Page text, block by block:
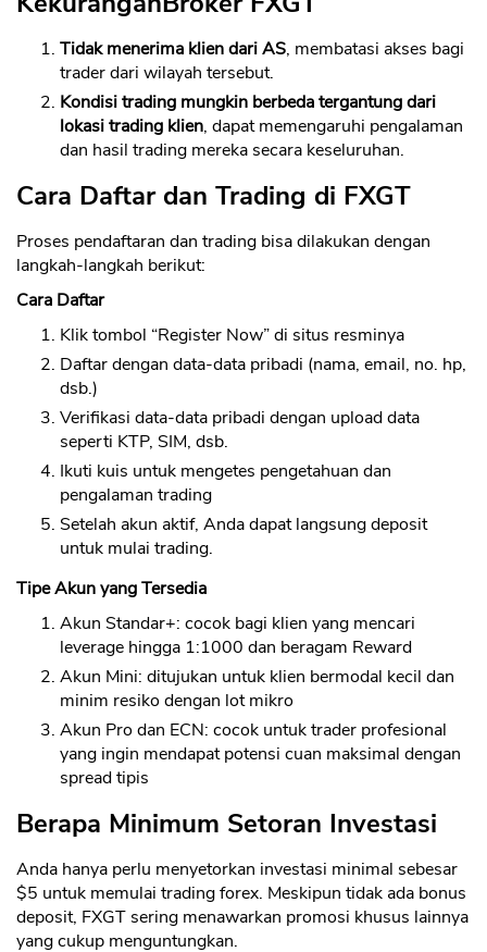
Tidak menerima klien dari AS, membatasi akses bagi
trader dari wilayah tersebut.
Kondisi trading mungkin berbeda tergantung dari
lokasi trading klien, dapat memengaruhi pengalaman
dan hasil trading mereka secara keseluruhan.
Cara Daftar dan Trading di FXGT
Proses pendaftaran dan trading bisa dilakukan dengan
langkah-langkah berikut:
Cara Daftar
Klik tombol “Register Now” di situs resminya
Daftar dengan data-data pribadi (nama, email, no. hp,
dsb.)
Verifikasi data-data pribadi dengan upload data
seperti KTP, SIM, dsb.
Ikuti kuis untuk mengetes pengetahuan dan
pengalaman trading
Setelah akun aktif, Anda dapat langsung deposit
untuk mulai trading.
Tipe Akun yang Tersedia
Akun Standar+: cocok bagi klien yang mencari
leverage hingga 1:1000 dan beragam Reward
Akun Mini: ditujukan untuk klien bermodal kecil dan
minim resiko dengan lot mikro
Akun Pro dan ECN: cocok untuk trader profesional
yang ingin mendapat potensi cuan maksimal dengan
spread tipis
Berapa Minimum Setoran Investasi
Anda hanya perlu menyetorkan investasi minimal sebesar
$5 untuk memulai trading forex. Meskipun tidak ada bonus
deposit, FXGT sering menawarkan promosi khusus lainnya
yang cukup menguntungkan.